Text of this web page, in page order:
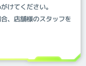
けてください。
、店舗様のスタッフを